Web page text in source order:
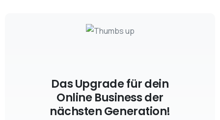
Das Upgrade für dein
Online Business der
nächsten Generation!